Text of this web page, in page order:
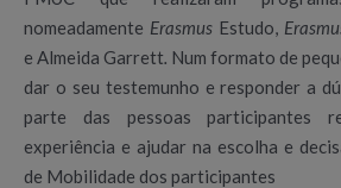
nomeadamente Erasmus Estudo,
e Almeida Garrett Num formato de
dar o seu testemunho e responder a
parte das pessoas participantes
experiência e ajudar na escolha e
de Mobilidade dos participantes